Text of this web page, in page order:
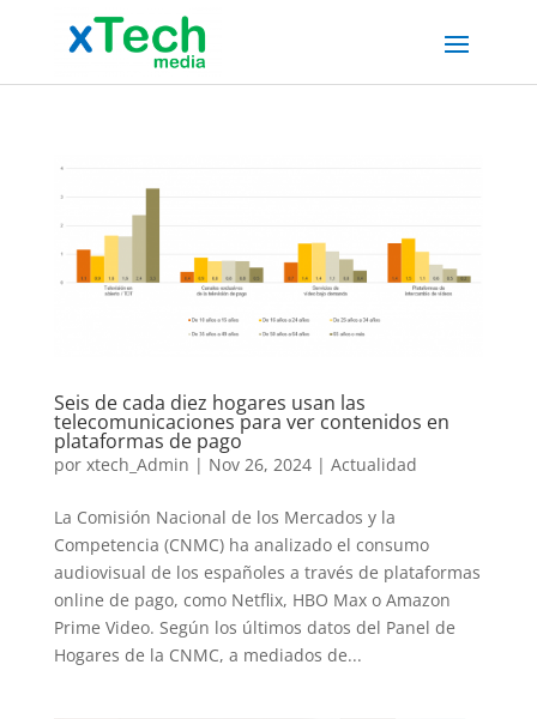
Seis de cada diez hogares usan las
telecomunicaciones para ver contenidos en
plataformas de pago
por xtech_Admin | Nov 26, 2024| Actualidad
La Comisión Nacional de los Mercados y la
Competencia (CNMC) ha analizado el consumo
audiovisual de los españoles a través de plataformas
online de pago, como Netflix, HBO Max o Amazon
Prime Video. Según los últimos datos del Panel de
Hogares de la CNMC, a mediados de...